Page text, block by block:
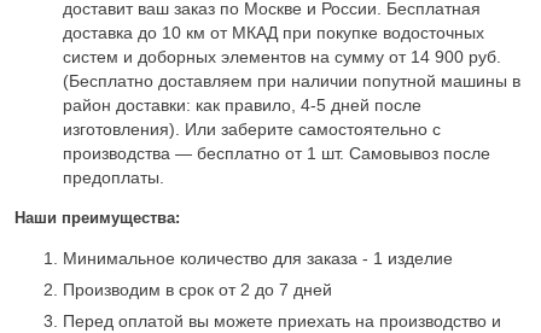
доставит ваш заказ по Москве и России. Бесплатная
доставка до 10 км от МКАД при покупке водосточных
систем и доборных элементов на сумму от 14 900 руб.
(Бесплатно доставляем при наличии попутной машины в
район доставки: как правило, 4-5 дней после
изготовления). Или заберите самостоятельно с
производства — бесплатно от 1 шт. Самовывоз после
предоплаты.
Наши преимущества:
Минимальное количество для заказа - 1 изделие
Производим в срок от 2 до 7 дней
Перед оплатой вы можете приехать на производство и